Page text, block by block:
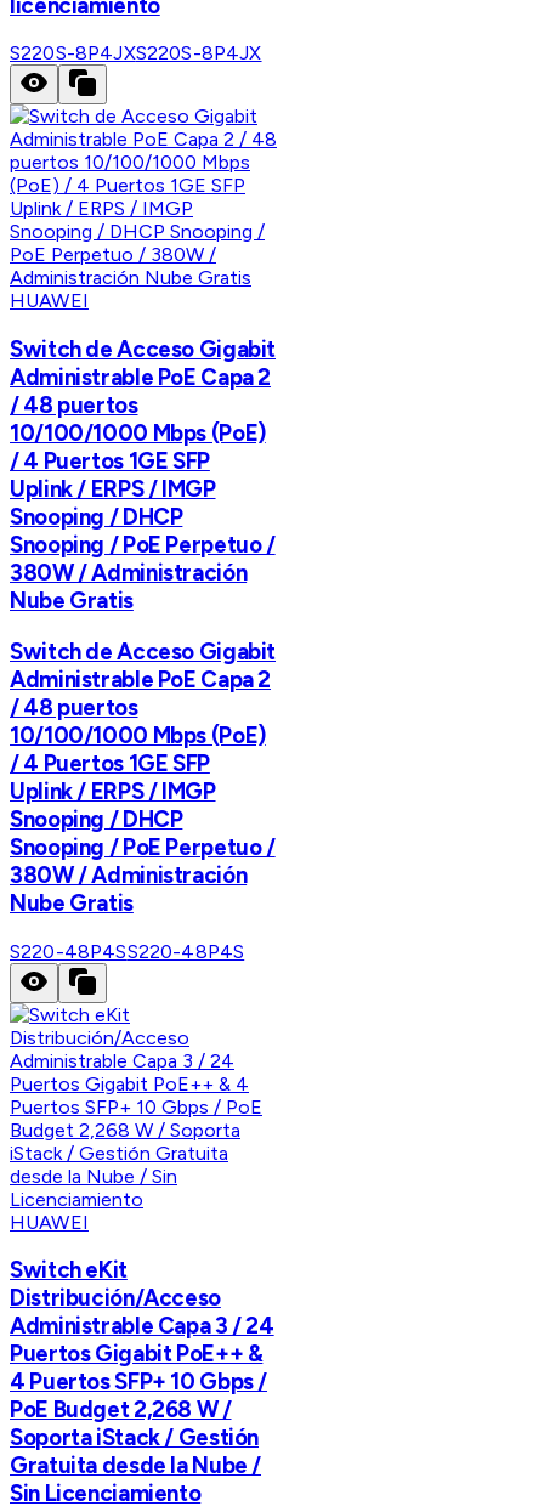
S220S-8P4JXS220S-8P4JX
HUAWEI
Switch de Acceso Gigabit
Administrable PoE Capa 2
/ 48 puertos
10/100/1000 Mbps (PoE)
/ 4 Puertos 1GE SFP
Uplink / ERPS / IMGP
Snooping / DHCP
Snooping / PoE Perpetuo /
380W / Administración
Nube Gratis
Switch de Acceso Gigabit
Administrable PoE Capa 2
/ 48 puertos
10/100/1000 Mbps (PoE)
/ 4 Puertos 1GE SFP
Uplink / ERPS / IMGP
Snooping / DHCP
Snooping / PoE Perpetuo /
380W / Administración
Nube Gratis
S220-48P4SS220-48P4S
HUAWEI
Switch eKit
Distribución/Acceso
Administrable Capa 3 / 24
Puertos Gigabit PoE++ &
4 Puertos SFP+ 10 Gbps /
PoE Budget 2,268 W /
Soporta iStack / Gestión
Gratuita desde la Nube /
Sin Licenciamiento